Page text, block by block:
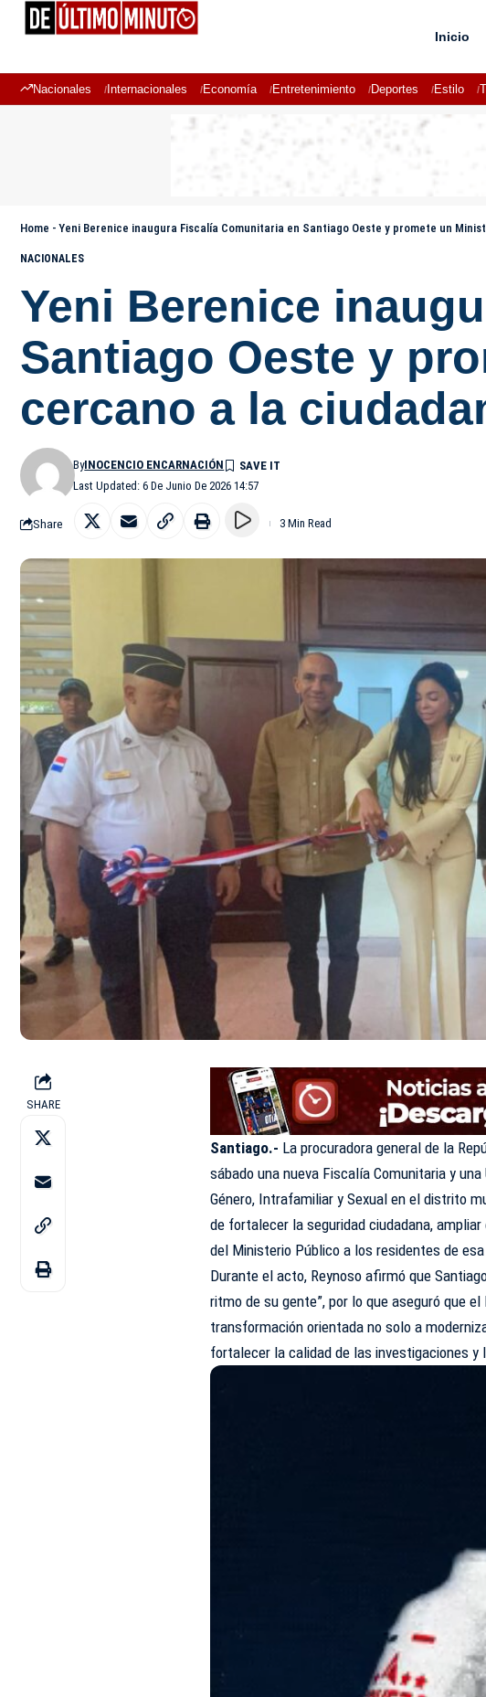
Inicio
Nacionales Internacionales Economía Entretenimiento Deportes Estilo
Home - Yeni Berenice inaugura Fiscalía Comunitaria en Santiago Oeste y promete un
NACIONALES
Yeni Berenice
Santiago Oeste y
cercano a la
Last Updated: 6 De Junio De 2026 14:57
ByINOCENCIO ENCARNACIÓN
Share 3 Min Read
SHARE
Santiago.- La procuradora general de la
sábado una nueva Fiscalía Comunitaria y
Género, Intrafamiliar y Sexual en el distrito
de fortalecer la seguridad ciudadana,
del Ministerio Público a los residentes de
Durante el acto, Reynoso afirmó que
ritmo de su gente”, por lo que aseguró que
transformación orientada no solo a
fortalecer la calidad de las investigaciones y